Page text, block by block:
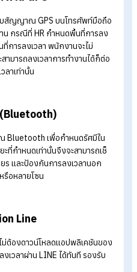
กเครือข่ายของบริษัทเป็นหลัก โดย
ากับระบบก่อนใช้งาน เหมาะสำหรับ
บหน้า เป็นฟีเจอร์ที่ได้รับความนิยม
วลาการทำงาน ในรูปแบบของการ
in ผ่าน GPS